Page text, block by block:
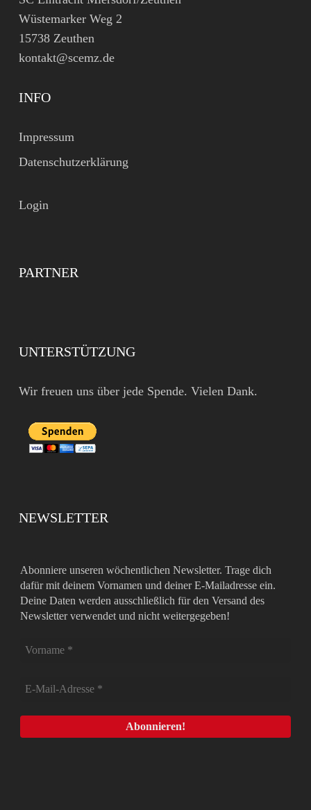
Wüstemarker Weg 2
15738 Zeuthen
kontakt@scemz.de
INFO
Impressum
Datenschutzerklärung
Login
PARTNER
UNTERSTÜTZUNG
Wir freuen uns über jede Spende. Vielen Dank.
NEWSLETTER
Abonniere unseren wöchentlichen Newsletter. Trage dich
dafür mit deinem Vornamen und deiner E-Mailadresse ein.
Deine Daten werden ausschließlich für den Versand des
Newsletter verwendet und nicht weitergegeben!